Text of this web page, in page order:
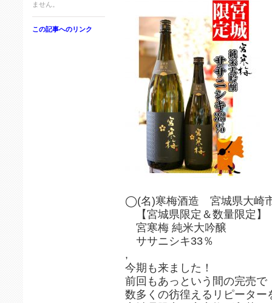
ません。
この記事へのリンク
◯(名)寒梅酒造 宮城県大崎
【宮城県限定＆数量限定】
宮寒梅 純米大吟醸
ササニシキ33％
,
今期も来ました！
前回もあっという間の完売で
数多くの彷徨えるリピーター